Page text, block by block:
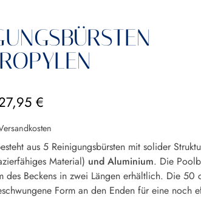
€
aus 5 Reinigungsbürsten mit solider
Material) und Aluminium. Die
des Beckens in zwei Längen erhältlich. Die 50
Form an den Enden für eine noch